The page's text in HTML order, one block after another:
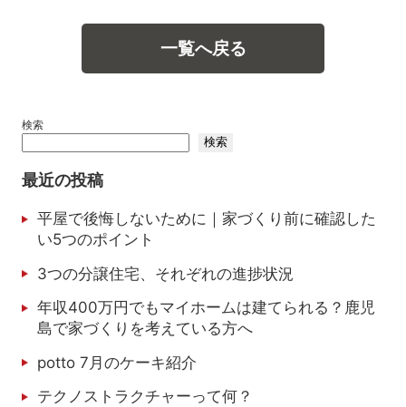
一覧へ戻る
検索
検索
最近の投稿
平屋で後悔しないために｜家づくり前に確認した
い5つのポイント
3つの分譲住宅、それぞれの進捗状況
年収400万円でもマイホームは建てられる？鹿児
島で家づくりを考えている方へ
potto 7月のケーキ紹介
テクノストラクチャーって何？